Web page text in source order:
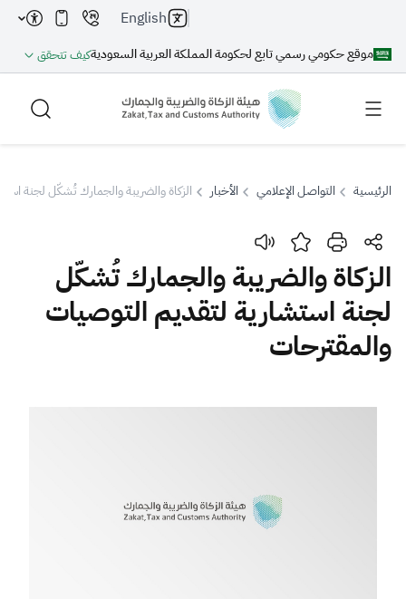
موقع حكومي رسمي تابع لحكومة المملكة العربية السعوديةكيف تتحقق
English
بحث
بحث بحث AI
اقتراحات
الزكاة الجمارك
ضريبة القيمة المضافة
الرئيسية التواصل الإعلامي الأخبار الزكاة والضريبة والجمارك تُشكّل لجنة
الزكاة والضريبة والجمارك تُشكّل
لجنة استشارية لتقديم التوصيات
والمقترحات